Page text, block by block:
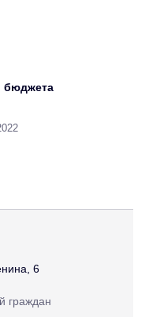
бюджета
6
граждан